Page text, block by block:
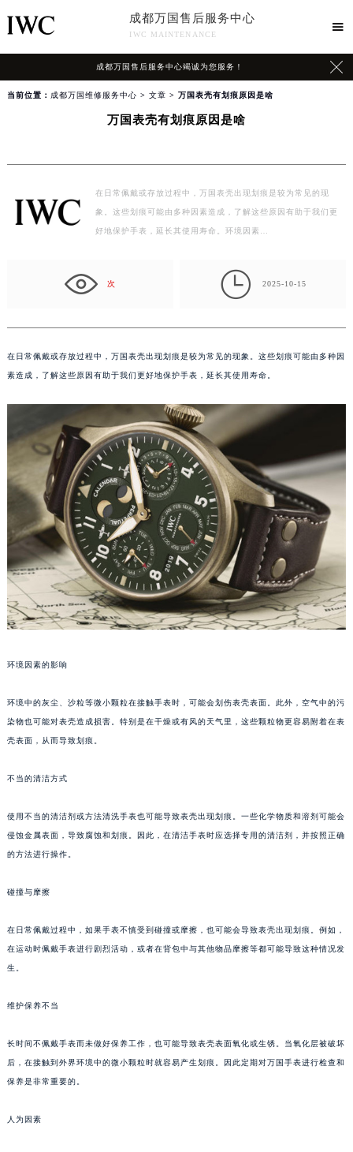
成都万国售后服务中心
IWC MAINTENANCE

成都万国售后服务中心竭诚为您服务！ 
当前位置： 成都万国维修服务中心 > 文章 > 万国表壳有划痕原因是啥
万国表壳有划痕原因是啥
在日常佩戴或存放过程中，万国表壳出现划痕是较为常见的现
象。这些划痕可能由多种因素造成，了解这些原因有助于我们更
好地保护手表，延长其使用寿命。环境因素…
次  2025-10-15
在日常佩戴或存放过程中，万国表壳出现划痕是较为常见的现象。这些划痕可能由多种因
素造成，了解这些原因有助于我们更好地保护手表，延长其使用寿命。
环境因素的影响
环境中的灰尘、沙粒等微小颗粒在接触手表时，可能会划伤表壳表面。此外，空气中的污
染物也可能对表壳造成损害。特别是在干燥或有风的天气里，这些颗粒物更容易附着在表
壳表面，从而导致划痕。
不当的清洁方式
使用不当的清洁剂或方法清洗手表也可能导致表壳出现划痕。一些化学物质和溶剂可能会
侵蚀金属表面，导致腐蚀和划痕。因此，在清洁手表时应选择专用的清洁剂，并按照正确
的方法进行操作。
碰撞与摩擦
在日常佩戴过程中，如果手表不慎受到碰撞或摩擦，也可能会导致表壳出现划痕。例如，
在运动时佩戴手表进行剧烈活动，或者在背包中与其他物品摩擦等都可能导致这种情况发
生。
维护保养不当
长时间不佩戴手表而未做好保养工作，也可能导致表壳表面氧化或生锈。当氧化层被破坏
后，在接触到外界环境中的微小颗粒时就容易产生划痕。因此定期对万国手表进行检查和
保养是非常重要的。
人为因素